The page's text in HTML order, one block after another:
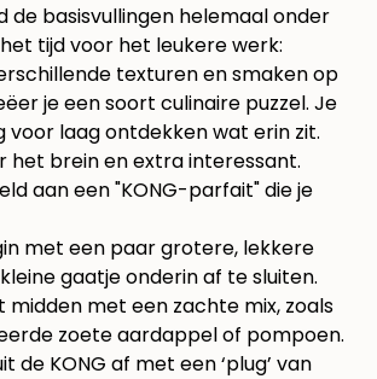
de basisvullingen helemaal onder
tijd voor het leukere werk:
texturen en smaken op
je een soort culinaire puzzel. Je
voor laag ontdekken wat erin zit.
het brein en extra interessant.
aan een "KONG-parfait" die je
met een paar grotere, lekkere
gaatje onderin af te sluiten.
midden met een zachte mix, zoals
zoete aardappel of pompoen.
de KONG af met een ‘plug’ van